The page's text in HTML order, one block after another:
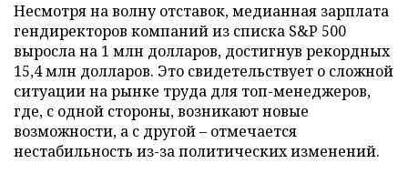
Несмотря на волну отставок, медианная зарплата
гендиректоров компаний из списка S&P 500
выросла на 1 млн долларов, достигнув рекордных
15,4 млн долларов. Это свидетельствует о сложной
ситуации на рынке труда для топ-менеджеров,
где, с одной стороны, возникают новые
возможности, а с другой – отмечается
нестабильность из-за политических изменений.